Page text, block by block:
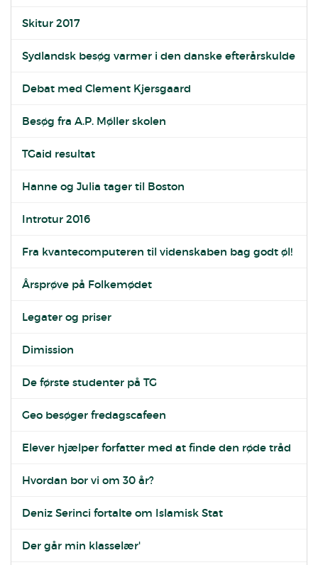
Skitur 2017
Sydlandsk besøg varmer i den danske efterårskulde
Debat med Clement Kjersgaard
Besøg fra A.P. Møller skolen
TGaid resultat
Hanne og Julia tager til Boston
Introtur 2016
Fra kvantecomputeren til videnskaben bag godt øl!
Årsprøve på Folkemødet
Legater og priser
Dimission
De første studenter på TG
Geo besøger fredagscafeen
Elever hjælper forfatter med at finde den røde tråd
Hvordan bor vi om 30 år?
Deniz Serinci fortalte om Islamisk Stat
Der går min klasselær'